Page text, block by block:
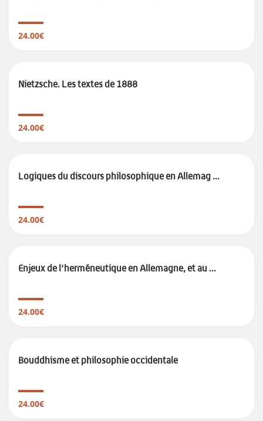
24.00€
Nietzsche. Les textes de 1888
24.00€
Logiques du discours philosophique en Allemag ...
24.00€
Enjeux de l'herméneutique en Allemagne, et au ...
24.00€
Bouddhisme et philosophie occidentale
24.00€